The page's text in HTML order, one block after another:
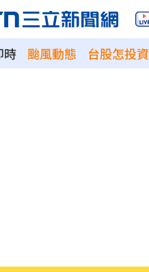
時 颱風動態 台股怎投資